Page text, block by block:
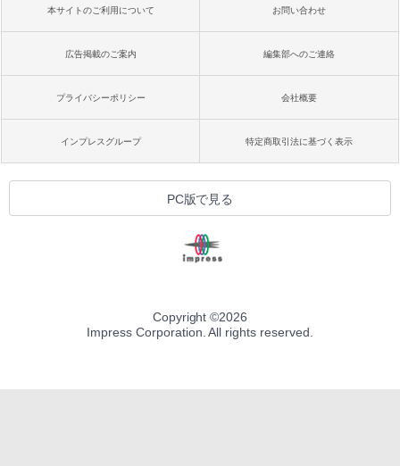
本サイトのご利用について お問い合わせ
広告掲載のご案内 編集部へのご連絡
プライバシーポリシー 会社概要
インプレスグループ 特定商取引法に基づく表示
PC版で見る
Copyright ©2026
Impress Corporation. All rights reserved.